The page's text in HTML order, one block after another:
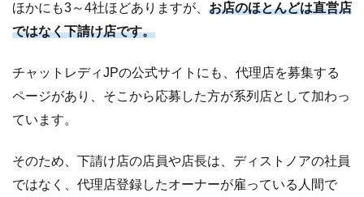
ほかにも3～4社ほどありますが、 お店のほとんどは直営店
ではなく下請け店です。
チャットレディJPの公式サイトにも、代理店を募集する
ページがあり、そこから応募した方が系列店として加わっ
ています。
そのため、下請け店の店員や店長は、ディストノアの社員
ではなく、代理店登録したオーナーが雇っている人間で